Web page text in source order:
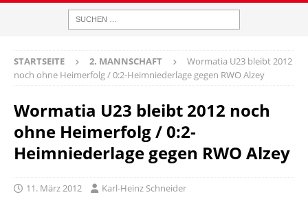
STARTSEITE 2. MANNSCHAFT
Wormatia U23 bleibt 2012
noch ohne Heimerfolg / 0:2-Heimniederlage gegen RWO Alzey
Wormatia U23 bleibt 2012 noch
ohne Heimerfolg / 0:2-
Heimniederlage gegen RWO Alzey
11. März 2012 Karl-Heinz Schneider